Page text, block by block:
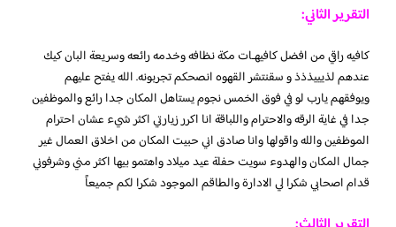
التقرير الثاني:
كافيه راقي من افضل كافيهـات مكة نظافه وخدمه رائعه وسريعة البان كيك
عندهم لذيييذذذ و سقنتشر القهوه انصحكم تجربونه. الله يفتح عليهم
ويوفقهم يارب لو في فوق الخمس نجوم يستاهل المكان جدا رائع والموظفين
جدا في غاية الرقه والاحترام واللباقة انا اكرر زيارتي اكثر شيء عشان احترام
الموظفين والله واقولها وانا صادق اني حبيت المكان من اخلاق العمال غير
جمال المكان والهدوء سويت حفلة عيد ميلاد واهتمو بيها اكثر مني وشرفوني
قدام اصحابي شكرا لي الادارة والطاقم الموجود شكرا لكم جميعاً